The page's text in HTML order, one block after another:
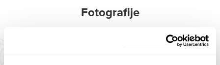
Fotografije